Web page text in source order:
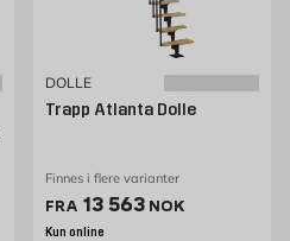
DOLLE
Trapp Atlanta Dolle
Finnes i flere varianter
FRA Pris 13563 NOK /stk
13 563 NOK
Kun online